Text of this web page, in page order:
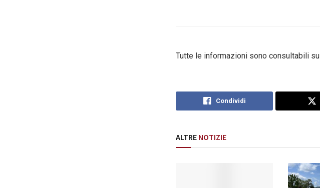
Tutte le informazioni sono consultabili su
Condividi
ALTRE NOTIZIE